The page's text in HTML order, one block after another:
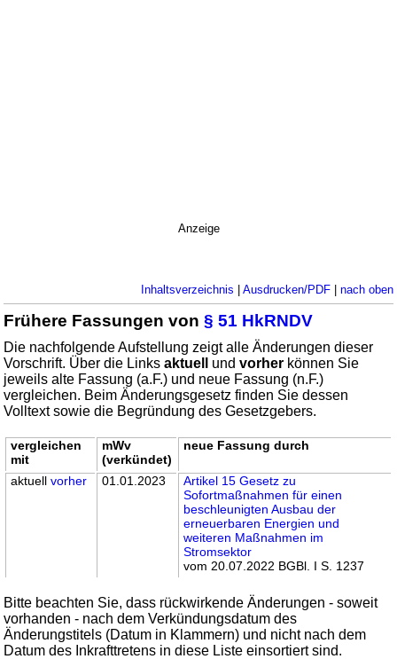
Anzeige
Inhaltsverzeichnis | Ausdrucken/PDF| nach oben
Frühere Fassungen von§ 51 HkRNDV
Die nachfolgende Aufstellung zeigt alle Änderungen dieser
Vorschrift. Über die Linksaktuell undvorher können Sie
jeweils alte Fassung (a.F.) und neue Fassung (n.F.)
vergleichen. Beim Änderungsgesetz finden Sie dessen
Volltext sowie die Begründung des Gesetzgebers.
vergleichen
mit
mWv
(verkündet)
neue Fassung durch
aktuellvorher 01.01.2023
Artikel 15 Gesetz zu
Sofortmaßnahmen für einen
beschleunigten Ausbau der
erneuerbaren Energien und
weiteren Maßnahmen im
Stromsektor
vom 20.07.2022 BGBl. I S. 1237
Bitte beachten Sie, dass rückwirkende Änderungen - soweit
vorhanden - nach dem Verkündungsdatum des
Änderungstitels (Datum in Klammern) und nicht nach dem
Datum des Inkrafttretens in diese Liste einsortiert sind.